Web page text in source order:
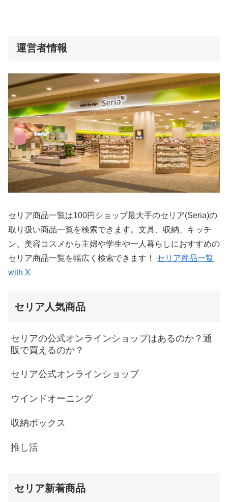
運営者情報
セリア商品一覧は100円ショップ最大手のセリア(Seria)の
取り扱い商品一覧を検索できます。文具、収納、キッチ
ン、美容コスメから主婦や学生や一人暮らしにおすすめの
セリア商品一覧を幅広く検索できます！ セリア商品一覧
with X
セリア人気商品
セリアの公式オンラインショップはあるのか？通
販で買えるのか？
セリア公式オンラインショップ
ウインドオーニング
収納ボックス
推し活
セリア新着商品